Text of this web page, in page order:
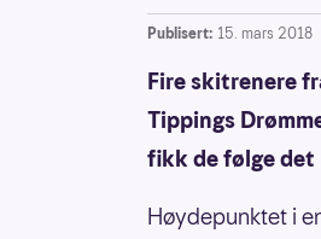
Publisert: 15. mars 2018
Fire skitrenere
Tippings
fikk de følge
Høydepunktet i